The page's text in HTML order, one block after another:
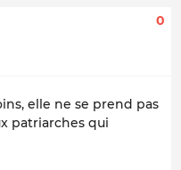
0
elle ne se prend pas
patriarches qui